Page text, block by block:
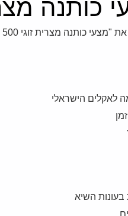
זוגי 500 חוטים
נציג יתרונות, חסרונות וטיפים כדי לעזור לבחור חכם.
לאקלים הישראלי
בעונות השיא